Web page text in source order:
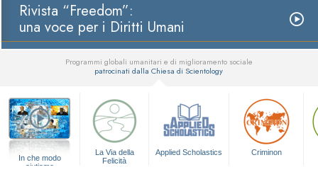
Rivista “Freedom”:
una voce per i Diritti Umani
Programmi globali umanitari e di miglioramento sociale
patrocinati dalla Chiesa di Scientology
In che modo
aiutiamo
La Via della
Felicità
Applied Scholastics Criminon